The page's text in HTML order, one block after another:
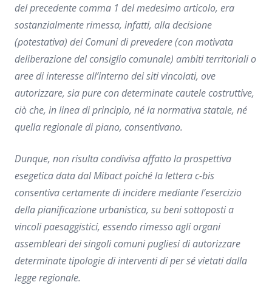
del precedente comma 1 del medesimo articolo, era
sostanzialmente rimessa, infatti, alla decisione
(potestativa) dei Comuni di prevedere (con motivata
deliberazione del consiglio comunale) ambiti territoriali o
aree di interesse all’interno dei siti vincolati, ove
autorizzare, sia pure con determinate cautele costruttive,
ciò che, in linea di principio, né la normativa statale, né
quella regionale di piano, consentivano.
Dunque, non risulta condivisa affatto la prospettiva
esegetica data dal Mibact poiché la lettera c-bis
consentiva certamente di incidere mediante l’esercizio
della pianificazione urbanistica, su beni sottoposti a
vincoli paesaggistici, essendo rimesso agli organi
assembleari dei singoli comuni pugliesi di autorizzare
determinate tipologie di interventi di per sé vietati dalla
legge regionale.